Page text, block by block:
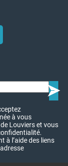
à vous
Louviers et vous
à l’aide des liens